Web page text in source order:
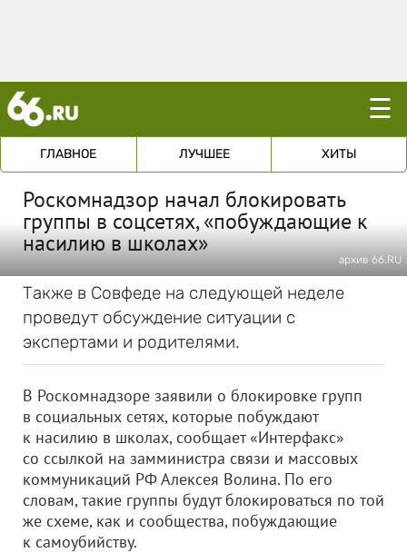
☰
ГЛАВНОЕ ЛУЧШЕЕ ХИТЫ
Роскомнадзор начал блокировать
группы в соцсетях, «побуждающие к
насилию в школах»
архив 66.RU
Также в Совфеде на следующей неделе
проведут обсуждение ситуации с
экспертами и родителями.
В Роскомнадзоре заявили о блокировке групп
в социальных сетях, которые побуждают
к насилию в школах, сообщает «Интерфакс»
со ссылкой на замминистра связи и массовых
коммуникаций РФ Алексея Волина. По его
словам, такие группы будут блокироваться по той
же схеме, как и сообщества, побуждающие
к самоубийству.